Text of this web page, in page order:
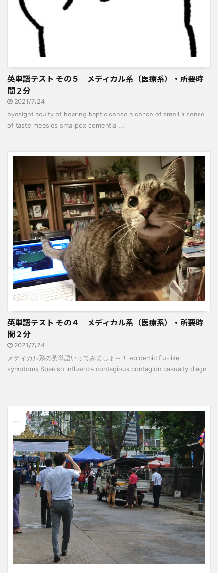
英単語テスト その５ メディカル系（医療系）・所要時
間２分
2021/7/24
eyesight acuity of hearing haptic sense a sense of smell a sense
of taste measles smallpox dementia ...
英単語テスト その４ メディカル系（医療系）・所要時
間２分
2021/7/24
メディカル系の英単語いってみましょ～！ epidemic flu-like
symptoms Spanish influenza contagious contagion casualty diagn
...